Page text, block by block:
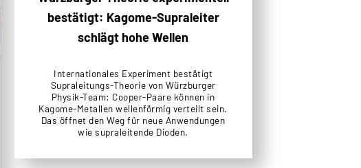
bestätigt: Kagome-Supraleiter
schlägt hohe Wellen
Internationales Experiment bestätigt
Supraleitungs-Theorie von Würzburger
Physik-Team: Cooper-Paare können in
Kagome-Metallen wellenförmig verteilt sein.
Das öffnet den Weg für neue Anwendungen
wie supraleitende Dioden.